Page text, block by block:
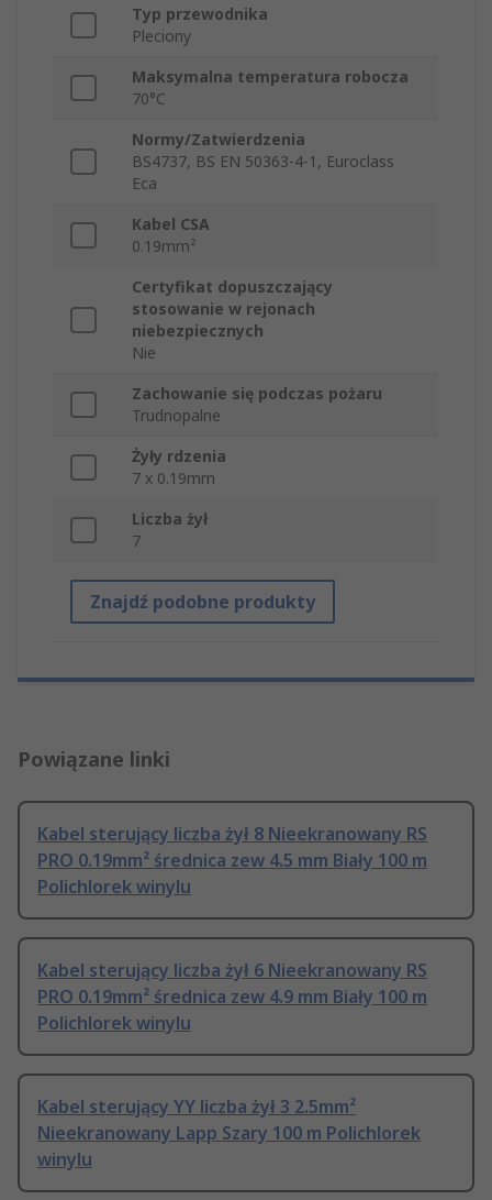
Typ przewodnika
Pleciony
Maksymalna temperatura robocza
70°C
Normy/Zatwierdzenia
BS4737, BS EN 50363-4-1, Euroclass
Eca
Kabel CSA
0.19mm²
Certyfikat dopuszczający
stosowanie w rejonach
niebezpiecznych
Nie
Zachowanie się podczas pożaru
Trudnopalne
Żyły rdzenia
7 x 0.19mm
Liczba żył
7
Znajdź podobne produkty
Powiązane linki
Kabel sterujący liczba żył 8 Nieekranowany RS
PRO 0.19mm² średnica zew 4.5 mm Biały 100 m
Polichlorek winylu
Kabel sterujący liczba żył 6 Nieekranowany RS
PRO 0.19mm² średnica zew 4.9 mm Biały 100 m
Polichlorek winylu
Kabel sterujący YY liczba żył 3 2.5mm²
Nieekranowany Lapp Szary 100 m Polichlorek
winylu